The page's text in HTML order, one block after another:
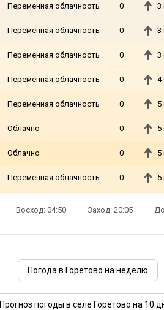
Переменная облачность 0 3
Переменная облачность 0 3
Переменная облачность 0 3
Переменная облачность 0 4
Переменная облачность 0 5
Облачно 0 5
Облачно 0 5
Переменная облачность 0 5
Восход: 04:50 Заход: 20:05
Погода в Горетово на неделю
Прогноз погоды в селе Горетово на 10